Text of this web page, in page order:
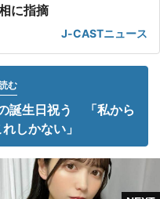
に指摘
J-CASTニュース
む
誕生日祝う 「私から
しかない」